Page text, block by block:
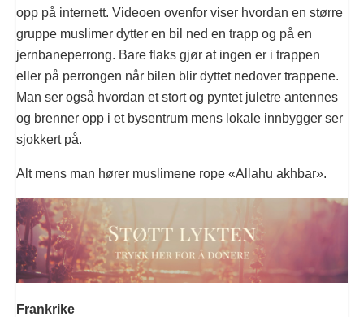
opp på internett. Videoen ovenfor viser hvordan en større
gruppe muslimer dytter en bil ned en trapp og på en
jernbaneperrong. Bare flaks gjør at ingen er i trappen
eller på perrongen når bilen blir dyttet nedover trappene.
Man ser også hvordan et stort og pyntet juletre antennes
og brenner opp i et bysentrum mens lokale innbygger ser
sjokkert på.
Alt mens man hører muslimene rope «Allahu akhbar».
Frankrike